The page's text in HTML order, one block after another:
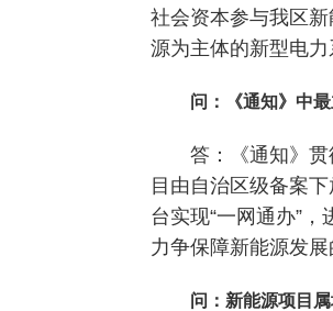
社会资本参与我区
源为主体的新型电力
问：《通知》中
答：《通知》
目由自治区级备案
台实现“一网通办”
力争保障新能源发
问：新能源项目